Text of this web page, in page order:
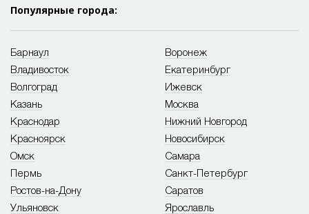
Популярные города:
Барнаул
Владивосток
Волгоград
Воронеж
Екатеринбург
Ижевск
Казань
Краснодар
Красноярск
Москва
Нижний Новгород
Новосибирск
Омск
Пермь
Ростов-на-Дону
Самара
Санкт-Петербург
Саратов
Ульяновск
Ярославль